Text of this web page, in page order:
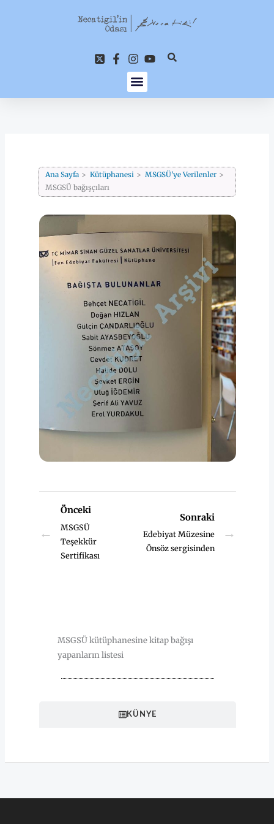
Ana Sayfa Kütüphanesi
MSGSÜ’ye Verilenler
MSGSÜ bağışçıları
←
Önceki
MSGSÜ
Teşekkür
Sertifikası
Sonraki
Edebiyat Müzesine
Önsöz sergisinden
→
KÜNYE
MSGSÜ kütüphanesine kitap bağışı
yapanların listesi